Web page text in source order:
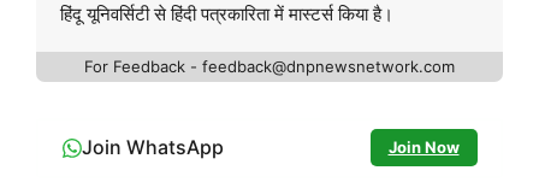
हिंदू यूनिवर्सिटी से हिंदी पत्रकारिता में मास्टर्स किया है।
For Feedback - feedback@dnpnewsnetwork.com
Join WhatsApp Join Now